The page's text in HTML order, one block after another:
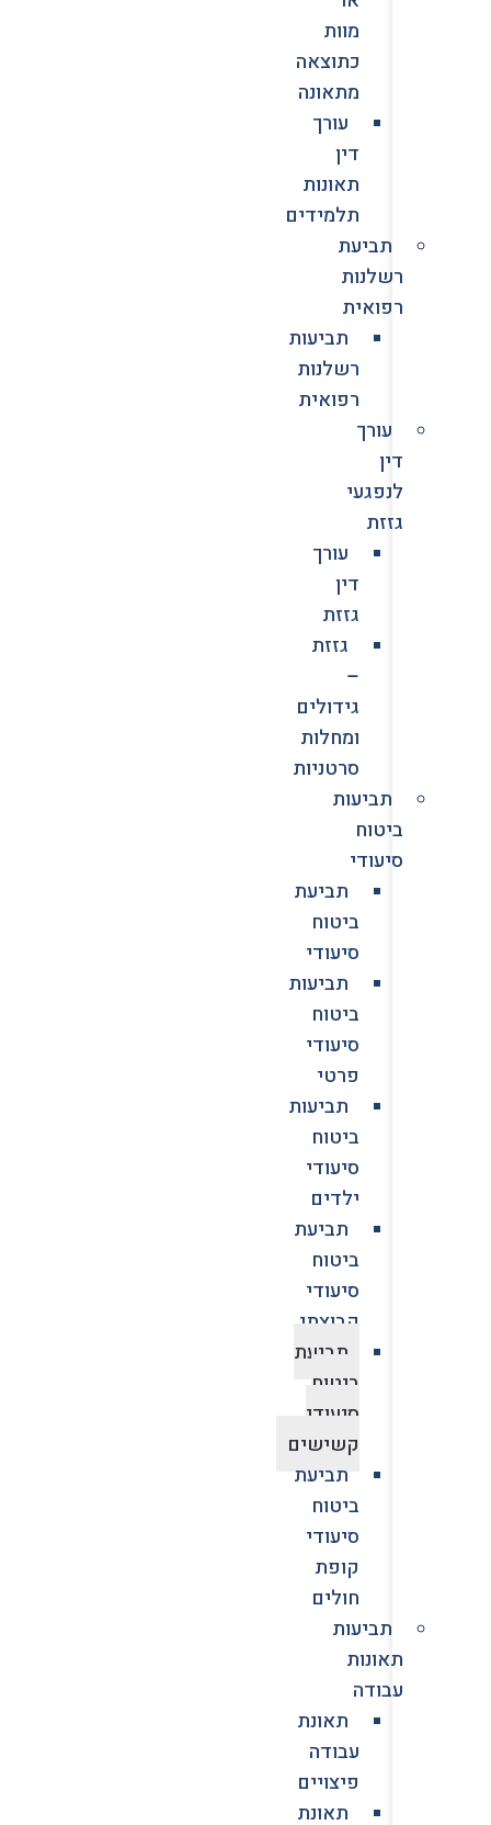
מוות
כתוצאה
מתאונה
עורך
דין
תאונות
תלמידים
תביעת
רשלנות
רפואית
תביעות
רשלנות
רפואית
עורך
דין
לנפגעי
גזזת
עורך
דין
גזזת
גזזת
–
גידולים
ומחלות
סרטניות
תביעות
ביטוח
סיעודי
תביעת
ביטוח
סיעודי
תביעות
ביטוח
סיעודי
פרטי
תביעות
ביטוח
סיעודי
ילדים
תביעת
ביטוח
סיעודי
קבוצתי
תביעת
ביטוח
סיעודי
קשישים
תביעת
ביטוח
סיעודי
קופת
חולים
תביעות
תאונות
עבודה
תאונת
עבודה
פיצויים
תאונת